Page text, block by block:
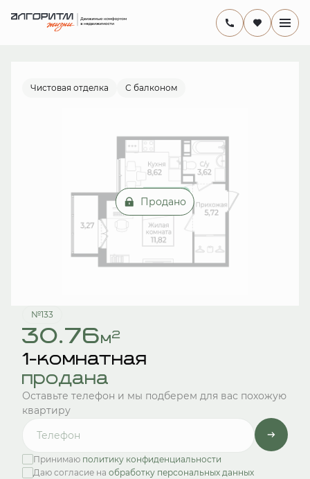
1-комнатная
от 13 млн руб.
от 18 884 руб./мес.
Чистовая отделка С балконом
Продано
№133
30.76м2
1-комнатная
продана
Оставьте телефон и мы подберем для вас похожую
квартиру
Принимаю политику конфиденциальности
Даю согласие на обработку персональных данных